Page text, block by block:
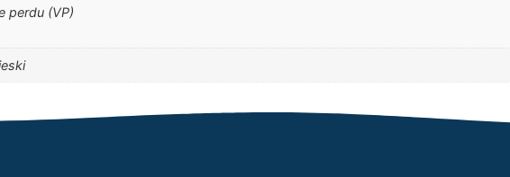
perdu (VP)